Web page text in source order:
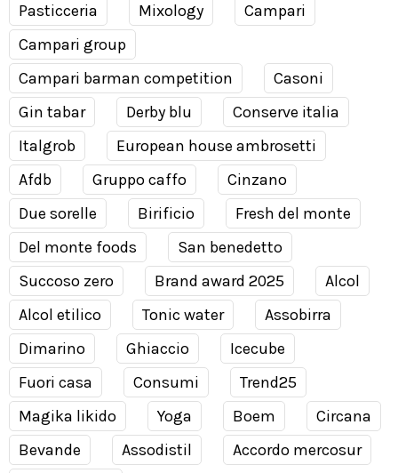
Pasticceria
Mixology
Campari
Campari group
Campari barman competition
Casoni
Gin tabar
Derby blu
Conserve italia
Italgrob
European house ambrosetti
Afdb
Gruppo caffo
Cinzano
Due sorelle
Birificio
Fresh del monte
Del monte foods
San benedetto
Succoso zero
Brand award 2025
Alcol
Alcol etilico
Tonic water
Assobirra
Dimarino
Ghiaccio
Icecube
Fuori casa
Consumi
Trend25
Magika likido
Yoga Boem
Circana
Bevande
Assodistil
Accordo mercosur